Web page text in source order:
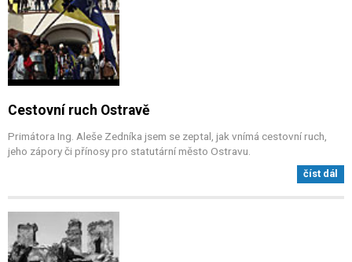
Cestovní ruch Ostravě
Primátora Ing. Aleše Zedníka jsem se zeptal, jak vnímá cestovní ruch,
jeho zápory či přínosy pro statutární město Ostravu.
číst dál